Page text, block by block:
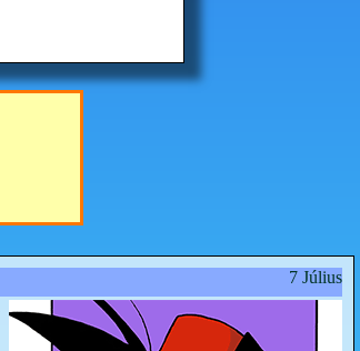
7 Július